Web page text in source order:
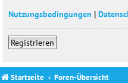
Nutzungsbedingungen |
Registrieren
Startseite Foren-Übersicht